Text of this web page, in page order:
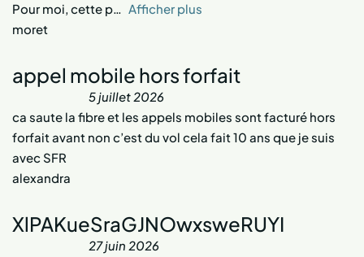
Pour moi, cette p
Afficher plus
moret
appel mobile hors forfait
5 juillet 2026
ca saute la fibre et les appels mobiles sont facturé hors
forfait avant non c’est du vol cela fait 10 ans que je suis
avec SFR
alexandra
XlPAKueSraGJNOwxsweRUYI
27 juin 2026